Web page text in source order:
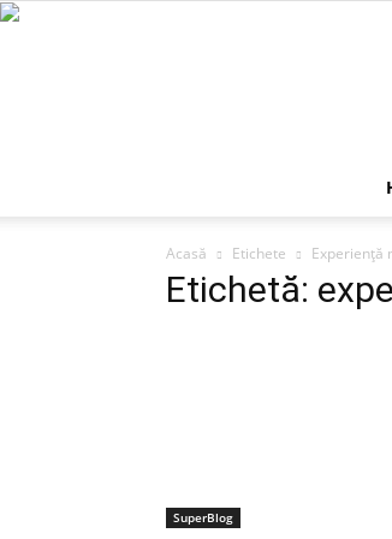
Acasă Etichete Experiență
Etichetă:
SuperBlog